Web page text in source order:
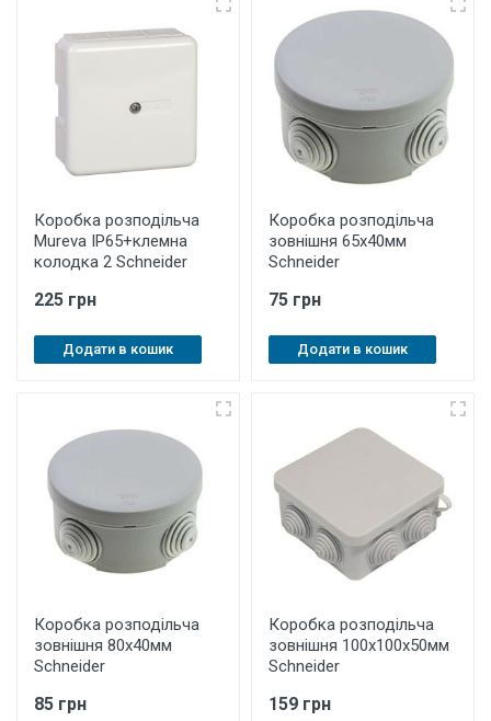
Коробка розподільча
Mureva IP65+клемна
колодка 2 Schneider
225 грн
Додати в кошик
Коробка розподільча
зовнішня 65х40мм
Schneider
75 грн
Додати в кошик
Коробка розподільча
зовнішня 80х40мм
Schneider
85 грн
Коробка розподільча
зовнішня 100х100х50мм
Schneider
159 грн